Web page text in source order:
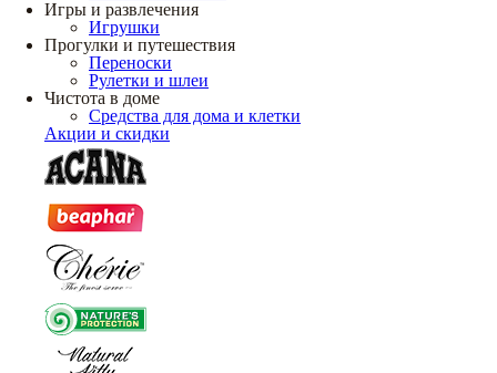
Игры и развлечения
Игрушки
Прогулки и путешествия
Переноски
Рулетки и шлеи
Чистота в доме
Средства для дома и клетки
Акции и скидки